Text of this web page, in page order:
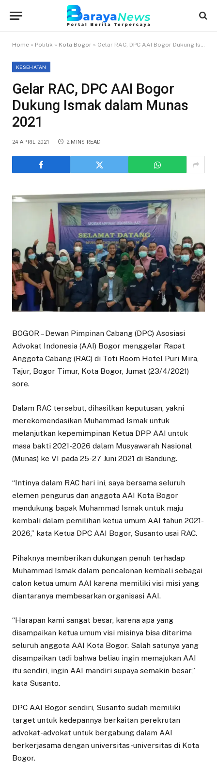
Home » Politik » Kota Bogor » Gelar RAC, DPC AAI Bogor Dukung Ismak dalam Munas 2021
KESEHATAN
Gelar RAC, DPC AAI Bogor
Dukung Ismak dalam Munas
2021
24 APRIL 2021 2 MINS READ
BOGOR – Dewan Pimpinan Cabang (DPC) Asosiasi
Advokat Indonesia (AAI) Bogor menggelar Rapat
Anggota Cabang (RAC) di Toti Room Hotel Puri Mira,
Tajur, Bogor Timur, Kota Bogor, Jumat (23/4/2021)
sore.
Dalam RAC tersebut, dihasilkan keputusan, yakni
merekomendasikan Muhammad Ismak untuk
melanjutkan kepemimpinan Ketua DPP AAI untuk
masa bakti 2021-2026 dalam Musyawarah Nasional
(Munas) ke VI pada 25-27 Juni 2021 di Bandung.
“Intinya dalam RAC hari ini, saya bersama seluruh
elemen pengurus dan anggota AAI Kota Bogor
mendukung bapak Muhammad Ismak untuk maju
kembali dalam pemilihan ketua umum AAI tahun 2021-
2026,” kata Ketua DPC AAI Bogor, Susanto usai RAC.
Pihaknya memberikan dukungan penuh terhadap
Muhammad Ismak dalam pencalonan kembali sebagai
calon ketua umum AAI karena memiliki visi misi yang
diantaranya membesarkan organisasi AAI.
“Harapan kami sangat besar, karena apa yang
disampaikan ketua umum visi misinya bisa diterima
seluruh anggota AAI Kota Bogor. Salah satunya yang
disampaikan tadi bahwa beliau ingin memajukan AAI
itu sendiri, ingin AAI mandiri supaya semakin besar,”
kata Susanto.
DPC AAI Bogor sendiri, Susanto sudah memiliki
target untuk kedepannya berkaitan perekrutan
advokat-advokat untuk bergabung dalam AAI
berkerjasama dengan universitas-universitas di Kota
Bogor.